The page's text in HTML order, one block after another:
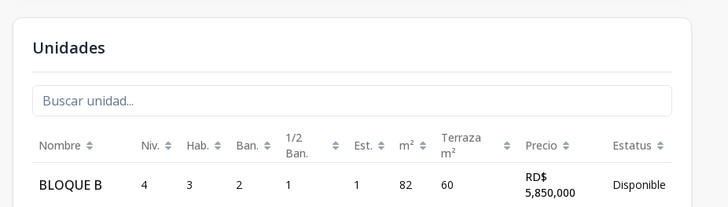
Unidades
Nombre Niv. Hab. Ban.
1/2
Ban.
Est. m²
Terraza
m²
Precio Estatus
BLOQUE B 4 3 2 1 1 82 60
RD$
5,850,000
Disponible